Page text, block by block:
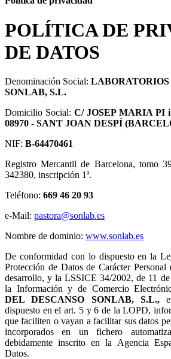
POLÍTICA DE
DE DATOS
Denominación Social:
SONLAB, S.L.
Domicilio Social: C/ JOSEP MARIA PI
08970 - SANT JOAN DESPÍ
NIF: B-64470461
Registro Mercantil de Barcelona, tomo
342380, inscripción 1ª.
Teléfono: 669 46 20 93
e-Mail: pastora@sonlab.es
Nombre de dominio: www.sonlab.es
De conformidad con lo dispuesto en la
Protección de Datos de Carácter
desarrollo, y la LSSICE 34/2002, de 11
la Información y de Comercio
DEL DESCANSO SONLAB, S.L.,
dispuesto en el art. 5 y 6 de la LOPD,
que faciliten o vayan a facilitar sus datos
incorporados en un fichero
debidamente inscrito en la Agencia
Datos.